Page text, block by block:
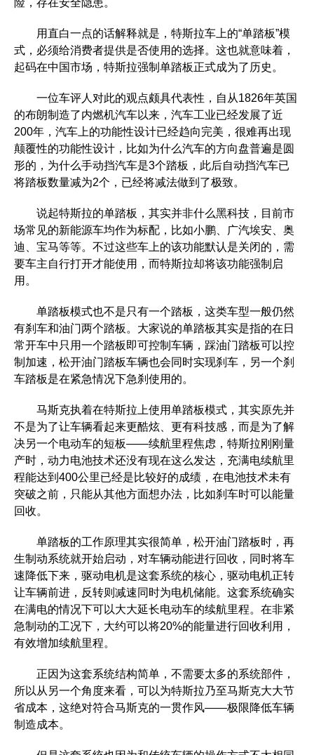
用直白一点的话解释就是，特斯拉车上的“单踏板”模
式，必须给消费者提供是否使用的选择。这也就意味着，
起码在中国市场，特斯拉强制单踏板正式成为了历史。
一位车评人对此的观点颇具代表性，自从1826年英国
的布朗制造了内燃机汽车以来，汽车工业已经发展了近
200年，汽车上的功能性设计已经趋向完美，很难再出现
颠覆性的功能性设计，比如为什么汽车的方向盘普遍是圆
形的，为什么手动挡汽车是3个踏板，此后自动挡汽车已
将踏板数量减为2个，已经将减法做到了极致。
说起特斯拉的单踏板，其实并非什么黑科技，目前市
场常见的新能源车均作为标配，比如小鹏、广汽埃安、奥
迪、宝马等等。不过这些车上的该功能默认是关闭的，需
要车主自行打开才能使用，而特斯拉却将该功能强制启
用。
单踏板模式也不是只有一个踏板，这类车型一般仍然
有刹车和油门两个踏板。大家说的单踏板其实是指的在日
常开车中只用一个踏板即可控制车辆，踩油门踏板可以控
制加速，松开油门踏板车辆也会同时实现刹车，另一个刹
车踏板是在紧急情况下急刹使用的。
马斯克执着在特斯拉上使用单踏板模式，其实原先并
不是为了让车辆看起来更酷炫、更有科技感，而是为了解
决另一个电动车的短板——续航里程焦虑，特斯拉刚刚量
产时，动力电池技术还没有现在这么发达，充满电续航里
程能达到400公里已经是比较好的成绩，在电池技术未有
突破之前，只能从其他方面想办法，比如刹车时可以能量
回收。
单踏板的工作原理其实很简单，松开油门踏板时，再
生制动系统就开始启动，对车辆动能进行回收，同时将车
速降低下来，驱动电机是这套系统的核心，驱动电机正转
让车辆前进，反转则减速同时为电机储能。这套系统确实
在满电的情况下可以大大延长电动车的续航里程。在非紧
急制动的工况下，大约可以将20%的能量进行回收利用，
有效增加续航里程。
正因为这套系统结构简单，不需要太多的系统部件，
所以从另一个角度来看，可以为特斯拉乃至马斯克大大节
省成本，这绝对符合马斯克的一贯作风——极限降低车辆
制造成本。